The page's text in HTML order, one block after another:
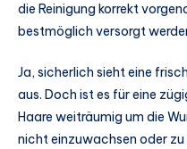
die Reinigung korrekt
bestmöglich versorgt
Ja, sicherlich sieht eine
aus. Doch ist es für eine
Haare weiträumig um die
nicht einzuwachsen oder zu